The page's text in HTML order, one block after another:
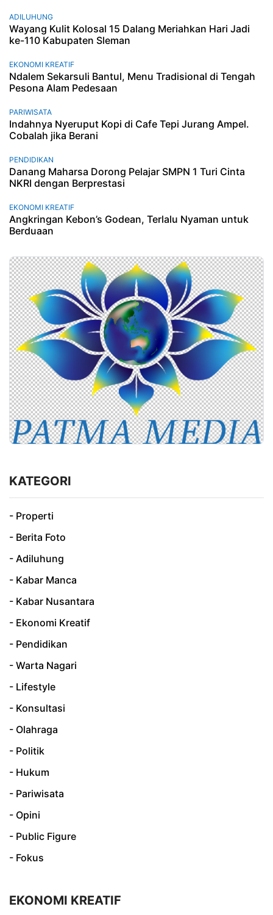
ADILUHUNG
Wayang Kulit Kolosal 15 Dalang Meriahkan Hari Jadi
ke-110 Kabupaten Sleman
EKONOMI KREATIF
Ndalem Sekarsuli Bantul, Menu Tradisional di Tengah
Pesona Alam Pedesaan
PARIWISATA
Indahnya Nyeruput Kopi di Cafe Tepi Jurang Ampel.
Cobalah jika Berani
PENDIDIKAN
Danang Maharsa Dorong Pelajar SMPN 1 Turi Cinta
NKRI dengan Berprestasi
EKONOMI KREATIF
Angkringan Kebon’s Godean, Terlalu Nyaman untuk
Berduaan
KATEGORI
- Properti
- Berita Foto
- Adiluhung
- Kabar Manca
- Kabar Nusantara
- Ekonomi Kreatif
- Pendidikan
- Warta Nagari
- Lifestyle
- Konsultasi
- Olahraga
- Politik
- Hukum
- Pariwisata
- Opini
- Public Figure
- Fokus
EKONOMI KREATIF